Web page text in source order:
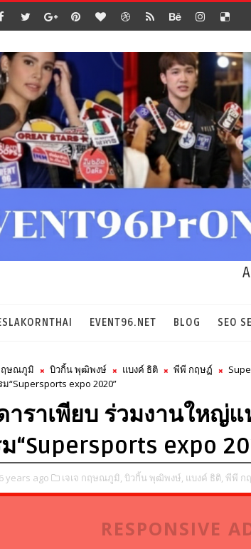
EVENT96.NET BLOG SEO
ฤษณภูมิ บิวกิ้น พุฒิพงษ์ แบงค์ ธิติ พีพี กฤษฏ์
“Supersports expo 2020”
ราเพียบ ร่วมงานใหญ่แ
“Supersports expo
6 years ago เจเจ กฤษณภูมิ, บิวกิ้น พุฒิพงษ์, แบงค์ ธิติ, พีพี ก
RESPONSIVE